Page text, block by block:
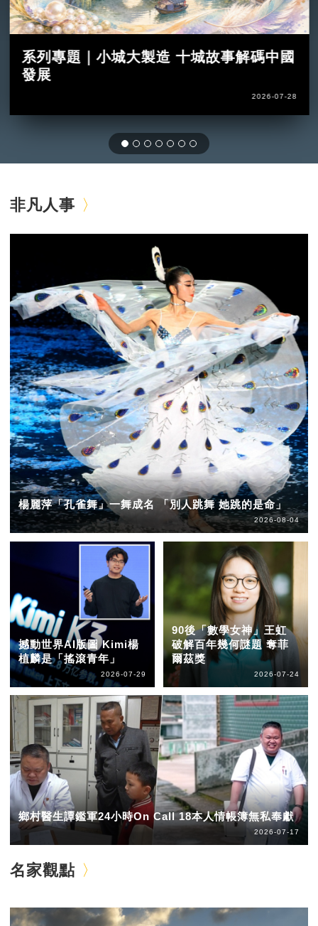
系列專題｜小城大製造 十城故事解碼中國
發展
2026-07-28
非凡人事
楊麗萍「孔雀舞」一舞成名 「別人跳舞 她跳的是命」
2026-08-04
撼動世界AI版圖 Kimi楊
植麟是「搖滾青年」
2026-07-29
90後「數學女神」王虹
破解百年幾何謎題 奪菲
爾茲獎
2026-07-24
鄉村醫生譚鑑軍24小時On Call 18本人情帳簿無私奉獻
2026-07-17
名家觀點